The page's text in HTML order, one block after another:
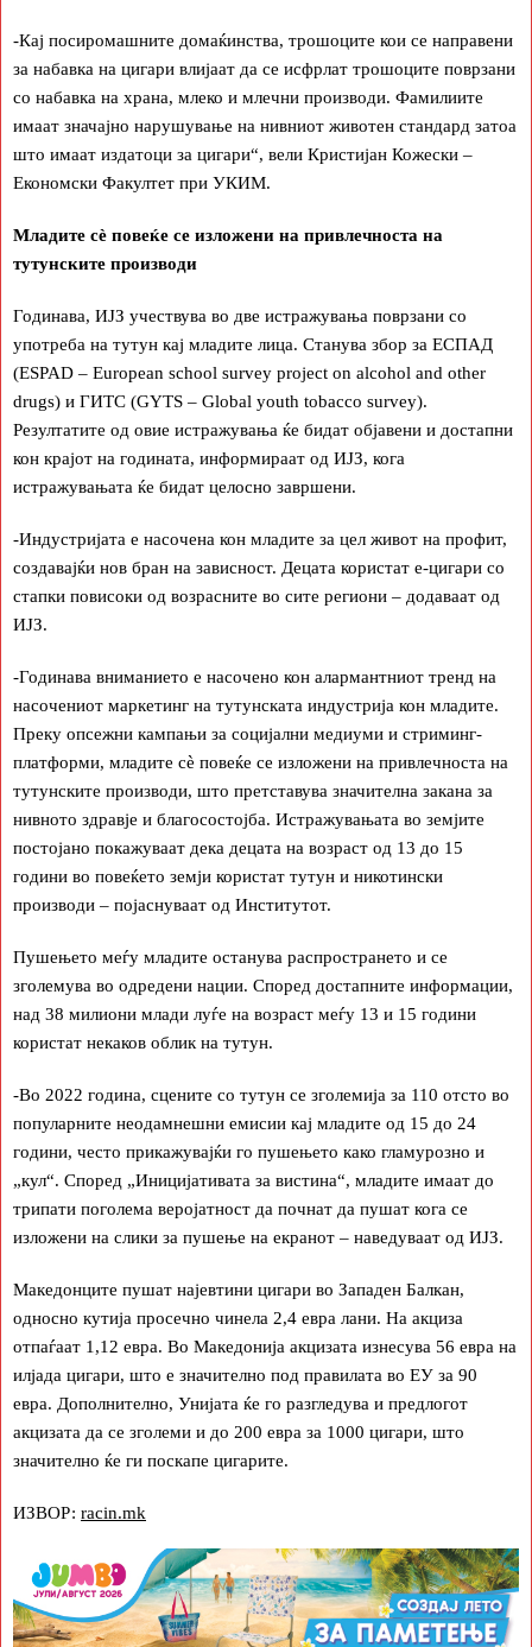
-Кај посиромашните домаќинства, трошоците кои се направени
за набавка на цигари влијаат да се исфрлат трошоците поврзани
со набавка на храна, млеко и млечни производи. Фамилиите
имаат значајно нарушување на нивниот животен стандард затоа
што имаат издатоци за цигари“, вели Кристијан Кожески –
Економски Факултет при УКИМ.
Младите сѐ повеќе се изложени на привлечноста на
тутунските производи
Годинава, ИЈЗ учествува во две истражувања поврзани со
употреба на тутун кај младите лица. Станува збор за ЕСПАД
(ESPAD – European school survey project on alcohol and other
drugs) и ГИТС (GYTS – Global youth tobacco survey).
Резултатите од овие истражувања ќе бидат објавени и достапни
кон крајот на годината, информираат од ИЈЗ, кога
истражувањата ќе бидат целосно завршени.
-Индустријата е насочена кон младите за цел живот на профит,
создавајќи нов бран на зависност. Децата користат е-цигари со
стапки повисоки од возрасните во сите региони – додаваат од
ИЈЗ.
-Годинава вниманието е насочено кон алармантниот тренд на
насочениот маркетинг на тутунската индустрија кон младите.
Преку опсежни кампањи за социјални медиуми и стриминг-
платформи, младите сѐ повеќе се изложени на привлечноста на
тутунските производи, што претставува значителна закана за
нивното здравје и благосостојба. Истражувањата во земјите
постојано покажуваат дека децата на возраст од 13 до 15
години во повеќето земји користат тутун и никотински
производи – појаснуваат од Институтот.
Пушењето меѓу младите останува распространето и се
зголемува во одредени нации. Според достапните информации,
над 38 милиони млади луѓе на возраст меѓу 13 и 15 години
користат некаков облик на тутун.
-Во 2022 година, сцените со тутун се зголемија за 110 отсто во
популарните неодамнешни емисии кај младите од 15 до 24
години, често прикажувајќи го пушењето како гламурозно и
„кул“. Според „Иницијативата за вистина“, младите имаат до
трипати поголема веројатност да почнат да пушат кога се
изложени на слики за пушење на екранот – наведуваат од ИЈЗ.
Македонците пушат најевтини цигари во Западен Балкан,
односно кутија просечно чинела 2,4 евра лани. На акциза
отпаѓаат 1,12 евра. Во Македонија акцизата изнесува 56 евра на
илјада цигари, што е значително под правилата во ЕУ за 90
евра. Дополнително, Унијата ќе го разгледува и предлогот
акцизата да се зголеми и до 200 евра за 1000 цигари, што
значително ќе ги поскапе цигарите.
ИЗВОР: racin.mk